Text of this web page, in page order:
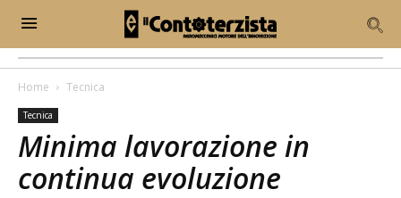
Home Tecnica
Tecnica
Minima lavorazione in
continua evoluzione